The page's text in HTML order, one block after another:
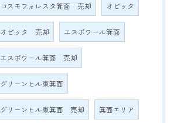
コスモフォレスタ箕面 売却 オピッタ
オピッタ 売却 エスポワール箕面
エスポワール箕面 売却
グリーンヒル東箕面
グリーンヒル東箕面 売却 箕面エリア